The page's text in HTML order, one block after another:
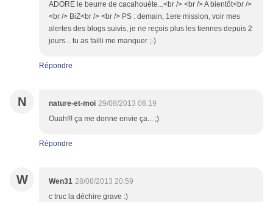
ADORE le beurre de cacahouète...<br /> <br /> A bientôt<br />
<br /> BiZ<br /> <br /> PS : demain, 1ere mission, voir mes
alertes des blogs suivis, je ne reçois plus les tiennes depuis 2
jours... tu as failli me manquer ;-)
Répondre
N nature-et-moi 29/08/2013 06:19
Ouah!!! ça me donne envie ça... ;)
Répondre
W Wen31 28/08/2013 20:59
c truc la déchire grave :)